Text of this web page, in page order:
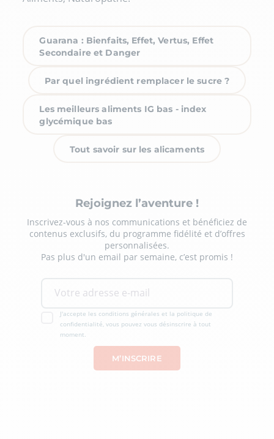
Guarana : Bienfaits, Effet, Vertus, Effet
Secondaire et Danger
Par quel ingrédient remplacer le sucre ?
Les meilleurs aliments IG bas - index
glycémique bas
Tout savoir sur les alicaments
Rejoignez l’aventure !
Inscrivez-vous à nos communications et bénéficiez de
contenus exclusifs, du programme fidélité et d’offres
personnalisées.
Pas plus d'un email par semaine, c’est promis !
J'accepte les conditions générales et la politique de
confidentialité, vous pouvez vous désinscrire à tout
moment.